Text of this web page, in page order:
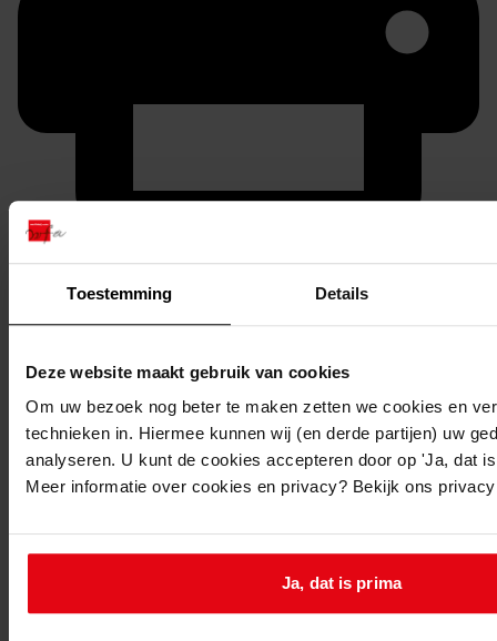
Toestemming Details
Deze website maakt gebruik van cookies
Om uw bezoek nog beter te maken zetten we cookies en
technieken in. Hiermee kunnen wij (en derde partijen) uw
analyseren. U kunt de cookies accepteren door op 'Ja, dat
Meer informatie over cookies en privacy? Bekijk ons
Ja, dat is prima
Printen
duurzaam webadres
Inventaris
32. Nummers 1551 tot en met 1600
Datering:
Beschrijving: